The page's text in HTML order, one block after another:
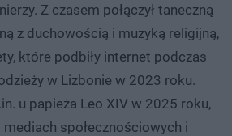
Z czasem połączył taneczną
z duchowością i muzyką religijną,
które podbiły internet podczas
w Lizbonie w 2023 roku.
u papieża Leo XIV w 2025 roku,
mediach społecznościowych i